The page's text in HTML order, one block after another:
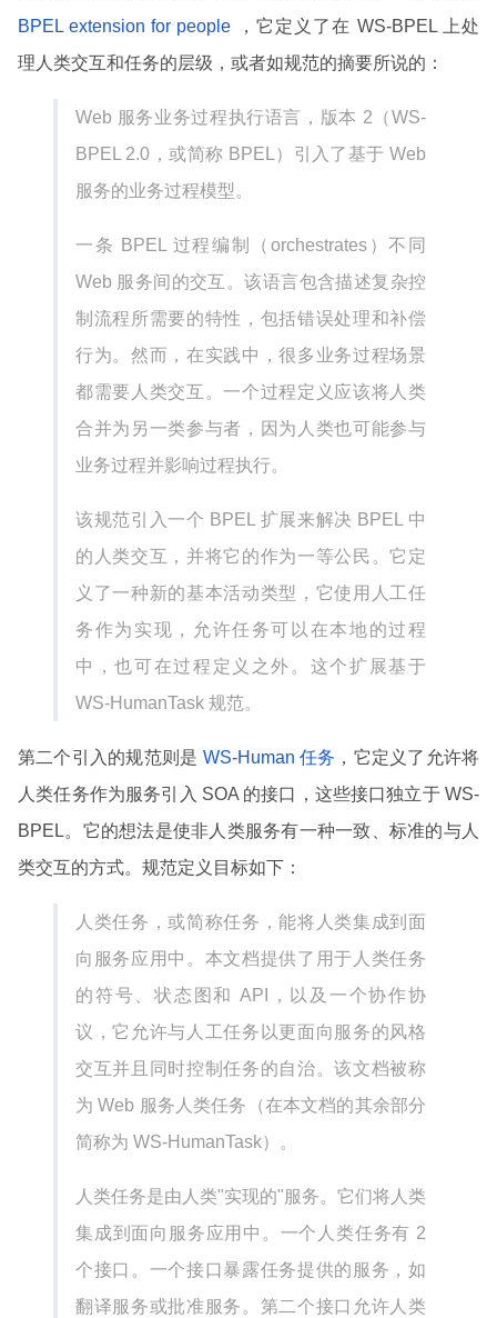
BPEL extension for people
，它定义了在 WS-BPEL 上处
理人类交互和任务的层级，或者如规范的摘要所说的：
Web 服务业务过程执行语言，版本 2（WS-
BPEL 2.0，或简称 BPEL）引入了基于 Web
服务的业务过程模型。
一条 BPEL 过程编制（orchestrates）不同
Web 服务间的交互。该语言包含描述复杂控
制流程所需要的特性，包括错误处理和补偿
行为。然而，在实践中，很多业务过程场景
都需要人类交互。一个过程定义应该将人类
合并为另一类参与者，因为人类也可能参与
业务过程并影响过程执行。
该规范引入一个 BPEL 扩展来解决 BPEL 中
的人类交互，并将它的作为一等公民。它定
义了一种新的基本活动类型，它使用人工任
务作为实现，允许任务可以在本地的过程
中，也可在过程定义之外。这个扩展基于
WS-HumanTask 规范。
第二个引入的规范则是 WS-Human 任务 ，它定义了允许将
人类任务作为服务引入 SOA 的接口，这些接口独立于 WS-
BPEL。它的想法是使非人类服务有一种一致、标准的与人
类交互的方式。规范定义目标如下：
人类任务，或简称任务，能将人类集成到面
向服务应用中。本文档提供了用于人类任务
的符号、状态图和 API，以及一个协作协
议，它允许与人工任务以更面向服务的风格
交互并且同时控制任务的自治。该文档被称
为 Web 服务人类任务（在本文档的其余部分
简称为 WS-HumanTask）。
人类任务是由人类"实现的"服务。它们将人类
集成到面向服务应用中。一个人类任务有 2
个接口。一个接口暴露任务提供的服务，如
翻译服务或批准服务。第二个接口允许人类